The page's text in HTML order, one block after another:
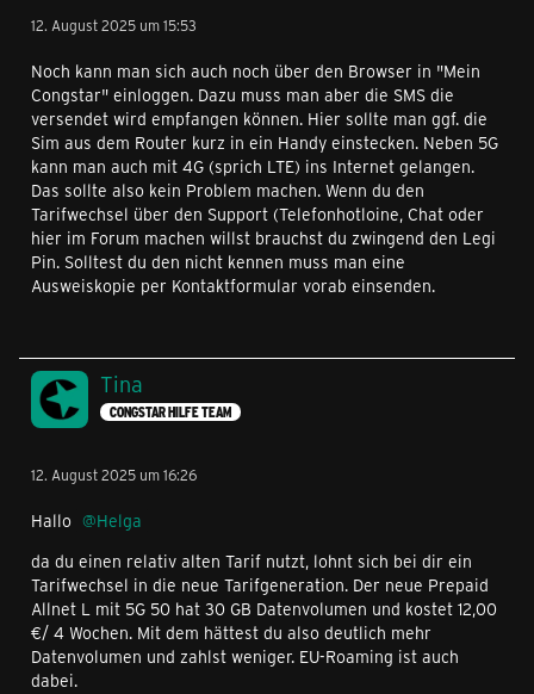
12. August 2025 um 15:53
Noch kann man sich auch noch über den Browser in "Mein
Congstar" einloggen. Dazu muss man aber die SMS die
versendet wird empfangen können. Hier sollte man ggf. die
Sim aus dem Router kurz in ein Handy einstecken. Neben 5G
kann man auch mit 4G (sprich LTE) ins Internet gelangen.
Das sollte also kein Problem machen. Wenn du den
Tarifwechsel über den Support (Telefonhotloine, Chat oder
hier im Forum machen willst brauchst du zwingend den Legi
Pin. Solltest du den nicht kennen muss man eine
Ausweiskopie per Kontaktformular vorab einsenden.
Tina
CONGSTAR HILFE TEAM
12. August 2025 um 16:26
Hallo
Helga
da du einen relativ alten Tarif nutzt, lohnt sich bei dir ein
Tarifwechsel in die neue Tarifgeneration. Der neue Prepaid
Allnet L mit 5G 50 hat 30 GB Datenvolumen und kostet 12,00
€/ 4 Wochen. Mit dem hättest du also deutlich mehr
Datenvolumen und zahlst weniger. EU-Roaming ist auch
dabei.